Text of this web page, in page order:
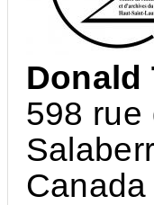
Donald
598 rue
Canada